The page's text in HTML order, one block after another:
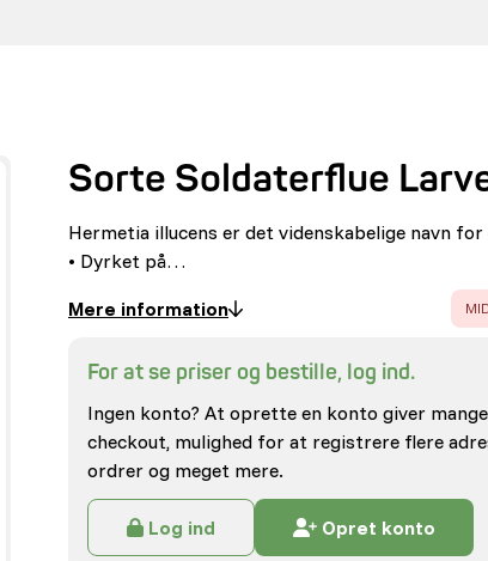
Sorte Soldaterflue
Hermetia illucens er det videnskabelige navn
• Dyrket på…
Mere information
For at se priser og bestille, log ind.
Ingen konto? At oprette en konto giver
checkout, mulighed for at registrere flere
ordrer og meget mere.
Log ind Opret konto